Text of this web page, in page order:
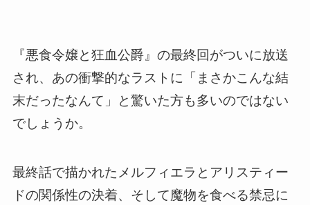
『悪食令嬢と狂血公爵』の最終回がついに放送
され、あの衝撃的なラストに「まさかこんな結
末だったなんて」と驚いた方も多いのではない
でしょうか。
最終話で描かれたメルフィエラとアリスティー
ドの関係性の決着、そして魔物を食べる禁忌に